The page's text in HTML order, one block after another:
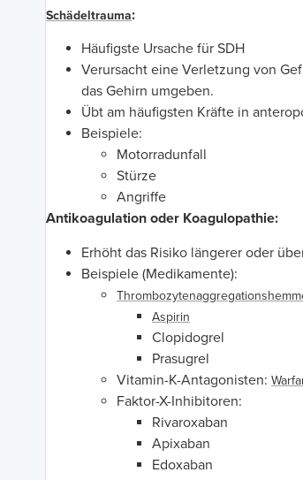
Schädeltrauma:
Häufigste Ursache für SDH
Verursacht eine Verletzung von
das Gehirn umgeben.
Übt am häufigsten Kräfte in
Beispiele:
Motorradunfall
Stürze
Angriffe
Antikoagulation oder Koagulopathie:
Erhöht das Risiko längerer oder
Beispiele (Medikamente):
Aspirin
Clopidogrel
Prasugrel
Vitamin-K-Antagonisten:
Faktor-X-Inhibitoren:
Rivaroxaban
Apixaban
Edoxaban